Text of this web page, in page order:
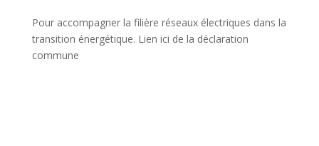
Pour accompagner la filière réseaux électriques dans la
transition énergétique. Lien ici de la déclaration
commune